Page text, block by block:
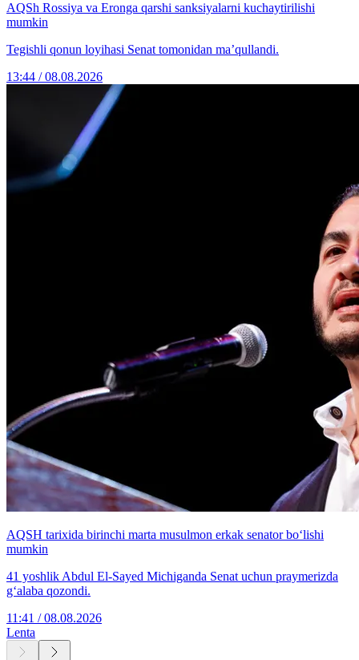
AQSh Rossiya va Eronga qarshi sanksiyalarni kuchaytirilishi
mumkin
Tegishli qonun loyihasi Senat tomonidan ma’qullandi.
13:44 / 08.08.2026
AQSH tarixida birinchi marta musulmon erkak senator bo‘lishi
mumkin
41 yoshlik Abdul El-Sayed Michiganda Senat uchun praymerizda
g‘alaba qozondi.
11:41 / 08.08.2026
Lenta